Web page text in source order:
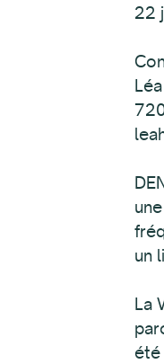
22
un
La
été